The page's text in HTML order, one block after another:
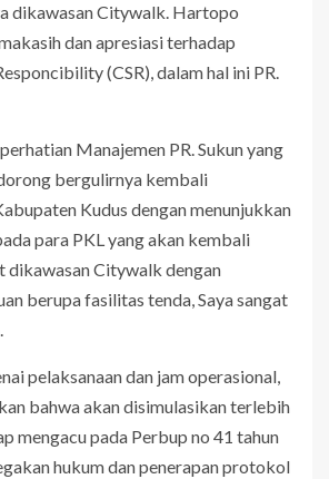
dikawasan Citywalk. Hartopo
dan apresiasi terhadap
(CSR), dalam hal ini PR.
Manajemen PR. Sukun yang
bergulirnya kembali
Kudus dengan menunjukkan
para PKL yang akan kembali
dikawasan Citywalk dengan
berupa fasilitas tenda, Saya sangat
pelaksanaan dan jam operasional,
bahwa akan disimulasikan terlebih
mengacu pada Perbup no 41 tahun
hukum dan penerapan protokol